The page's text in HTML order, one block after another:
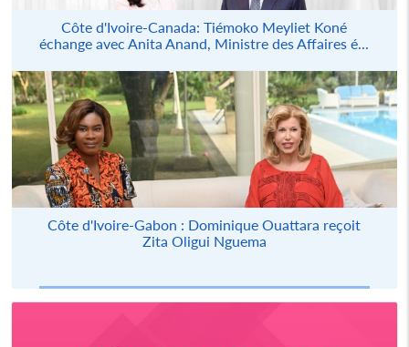
Côte d'Ivoire-Canada: Tiémoko Meyliet Koné
échange avec Anita Anand, Ministre des Affaires é...
Côte d'Ivoire-Gabon : Dominique Ouattara reçoit
Zita Oligui Nguema